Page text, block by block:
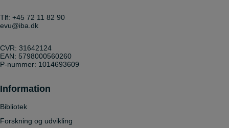
Tlf: +45 72 11 82 90
evu@iba.dk
CVR: 31642124
EAN: 5798000560260
P-nummer: 1014693609
Information
Bibliotek
Forskning og udvikling